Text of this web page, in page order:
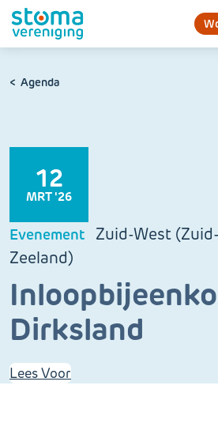
Agenda
12
MRT '26
Evenement
Zuid-West
Zeeland)
Dirksland
Lees Voor